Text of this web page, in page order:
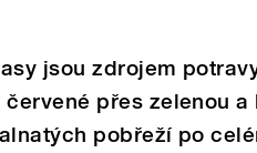
jsou zdrojem
červené přes zelenou
pobřeží po